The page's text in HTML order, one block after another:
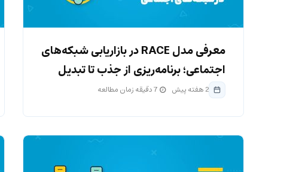
معرفی مدل RACE در بازاریابی شبکه‌های
اجتماعی؛ برنامه‌ریزی از جذب تا تبدیل
2 هفته پیش 7 دقیقه زمان مطالعه